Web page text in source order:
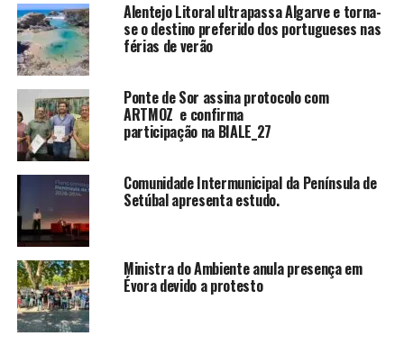
Alentejo Litoral ultrapassa Algarve e torna-
se o destino preferido dos portugueses nas
férias de verão
Ponte de Sor assina protocolo com
ARTMOZ e confirma
participação na BIALE_27
Comunidade Intermunicipal da Península de
Setúbal apresenta estudo.
Ministra do Ambiente anula presença em
Évora devido a protesto